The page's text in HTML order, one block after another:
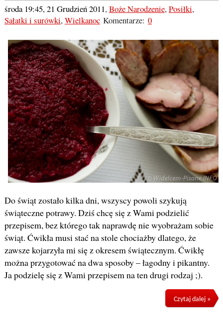
środa 19:45, 21 Grudzień 2011,Boże Narodzenie,Posiłki,
Sałatki i surówki,WielkanocKomentarze: 0
Do świąt zostało kilka dni, wszyscy powoli szykują
świąteczne potrawy. Dziś chcę się z Wami podzielić
przepisem, bez którego tak naprawdę nie wyobrażam sobie
świąt. Ćwikła musi stać na stole chociażby dlatego, że
zawsze kojarzyła mi się z okresem świątecznym. Ćwikłę
można przygotować na dwa sposoby – łagodny i pikantny.
Ja podzielę się z Wami przepisem na ten drugi rodzaj ;).
Czytaj dalej »